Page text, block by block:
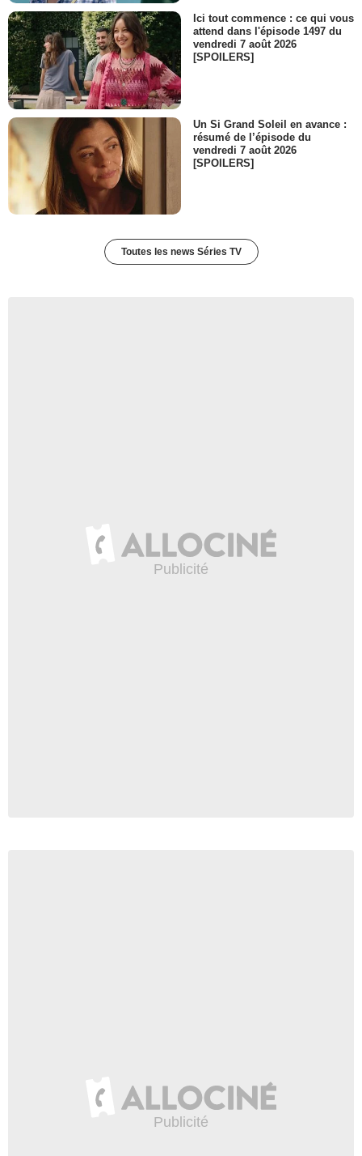
Ici tout commence : ce qui vous
attend dans l'épisode 1497 du
vendredi 7 août 2026
[SPOILERS]
Un Si Grand Soleil en avance :
résumé de l’épisode du
vendredi 7 août 2026
[SPOILERS]
Toutes les news Séries TV